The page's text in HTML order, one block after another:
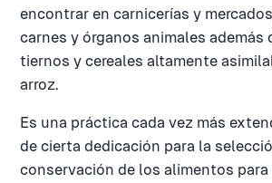
encontrar en carnicerías y
carnes y órganos animales además
tiernos y cereales altamente
arroz.
Es una práctica cada vez más
de cierta dedicación para la
conservación de los alimentos